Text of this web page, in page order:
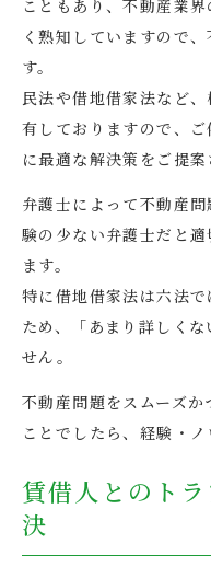
こともあり、不動産業
く熟知していますので
す。
民法や借地借家法など
有しておりますので、
に最適な解決策をご提案
弁護士によって不動産
験の少ない弁護士だと
ます。
特に借地借家法は六法
ため、「あまり詳しく
せん。
不動産問題をスムーズ
ことでしたら、経験・
賃借人とのト
決